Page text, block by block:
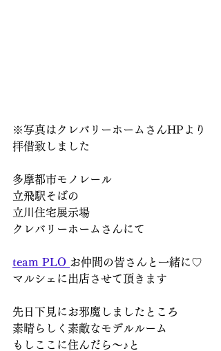
※写真はクレバリーホームさんHPより
拝借致しました
多摩都市モノレール
立飛駅そばの
立川住宅展示場
クレバリーホームさんにて
team PLO お仲間の皆さんと一緒に♡
マルシェに出店させて頂きます
先日下見にお邪魔しましたところ
素晴らしく素敵なモデルルーム
もしここに住んだら～♪と